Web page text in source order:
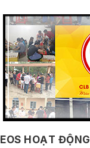
HOẠT ĐỘNG